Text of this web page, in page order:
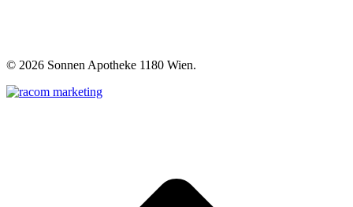
© 2026 Sonnen Apotheke 1180 Wien.